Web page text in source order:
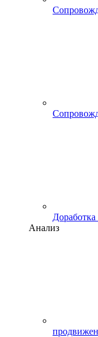
Доработка
Анализ